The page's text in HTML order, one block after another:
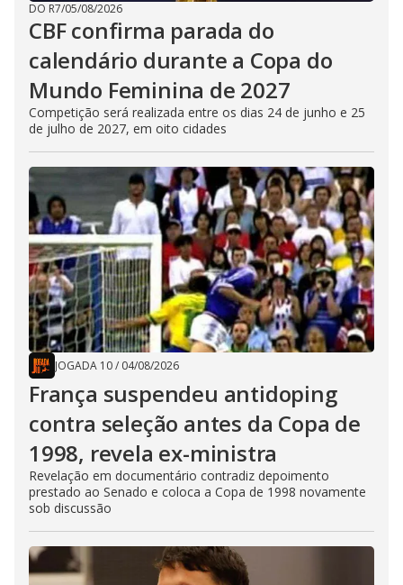
DO R7/05/08/2026
CBF confirma parada do
calendário durante a Copa do
Mundo Feminina de 2027
Competição será realizada entre os dias 24 de junho e 25
de julho de 2027, em oito cidades
JOGADA 10/ 04/08/2026
França suspendeu antidoping
contra seleção antes da Copa de
1998, revela ex-ministra
Revelação em documentário contradiz depoimento
prestado ao Senado e coloca a Copa de 1998 novamente
sob discussão